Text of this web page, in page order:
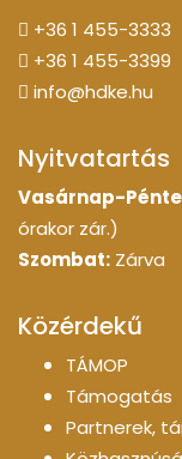
+36 1 455-3333
+36 1 455-3399
info@hdke.hu
Nyitvatartás
Vasárnap-
órakor zár.)
Szombat: Zárva
Közérdekű
TÁMOP
Támogatás
Partnerek,